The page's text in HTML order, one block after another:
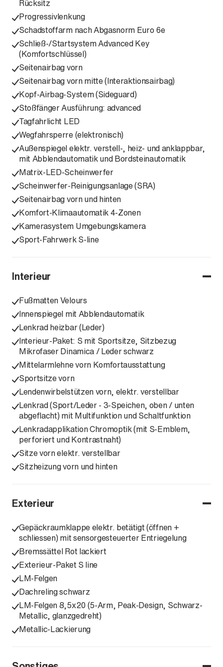
Rücksitz
Progressivlenkung
Schadstoffarm nach Abgasnorm Euro 6e
Schließ-/Startsystem Advanced Key
(Komfortschlüssel)
Seitenairbag vorn
Seitenairbag vorn mitte (Interaktionsairbag)
Kopf-Airbag-System (Sideguard)
Stoßfänger Ausführung: advanced
Tagfahrlicht LED
Wegfahrsperre (elektronisch)
Außenspiegel elektr. verstell-, heiz- und anklappbar,
mit Abblendautomatik und Bordsteinautomatik
Matrix-LED-Scheinwerfer
Scheinwerfer-Reinigungsanlage (SRA)
Seitenairbag vorn und hinten
Komfort-Klimaautomatik 4-Zonen
Kamerasystem Umgebungskamera
Sport-Fahrwerk S-line
Interieur
Fußmatten Velours
Innenspiegel mit Abblendautomatik
Lenkrad heizbar (Leder)
Interieur-Paket: S mit Sportsitze, Sitzbezug
Mikrofaser Dinamica / Leder schwarz
Mittelarmlehne vorn Komfortausstattung
Sportsitze vorn
Lendenwirbelstützen vorn, elektr. verstellbar
Lenkrad (Sport/Leder - 3-Speichen, oben / unten
abgeflacht) mit Multifunktion und Schaltfunktion
Lenkradapplikation Chromoptik (mit S-Emblem,
perforiert und Kontrastnaht)
Sitze vorn elektr. verstellbar
Sitzheizung vorn und hinten
Exterieur
Gepäckraumklappe elektr. betätigt (öffnen +
schliessen) mit sensorgesteuerter Entriegelung
Bremssättel Rot lackiert
Exterieur-Paket S line
LM-Felgen
Dachreling schwarz
LM-Felgen 8,5x20 (5-Arm, Peak-Design, Schwarz-
Metallic, glanzgedreht)
Metallic-Lackierung